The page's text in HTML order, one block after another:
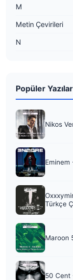
M
Metin Çevirileri
N
Popüler Yazılar
Nikos
Eminem
Türkçe
Maroon
50 Cent